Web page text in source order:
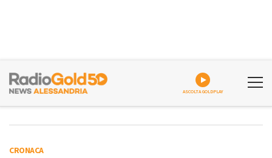
ASCOLTA GOLDPLAY
CRONACA